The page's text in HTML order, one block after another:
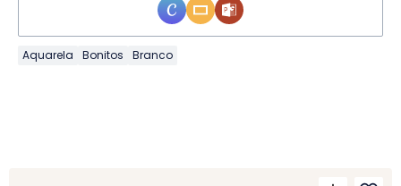
Aquarela Bonitos Branco